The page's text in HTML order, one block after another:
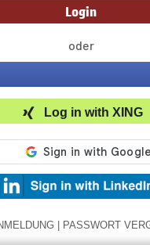
oder
Log in with XING
| PASSWORT